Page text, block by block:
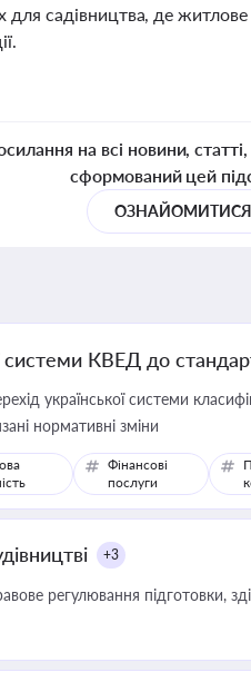
садівництва, де
на всі новини,
сформований цей
ОЗНАЙОМИТИСЯ
системи КВЕД до
української системи
нормативні зміни
Фінансові
послуги
+3
регулювання підготовки,